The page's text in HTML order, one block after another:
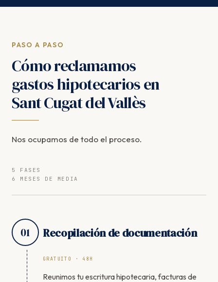
PASO A PASO
Cómo reclamamos
gastos hipotecarios en
Sant Cugat del Vallès
Nos ocupamos de todo el proceso.
5 FASES
6 MESES DE MEDIA
01 Recopilación de documentación
GRATUITO · 48H
Reunimos tu escritura hipotecaria, facturas de